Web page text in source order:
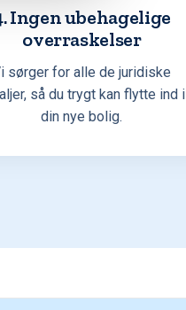
Ingen ubehagelige
overraskelser
sørger for alle de juridiske
så du trygt kan flytte ind i
din nye bolig.